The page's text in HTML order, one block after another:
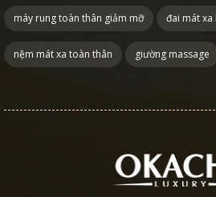
máy rung toàn thân giảm mỡ đai mát xa
nệm mát xa toàn thân giường massage